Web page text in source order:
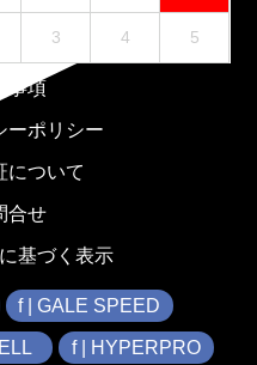
3 4 5
事項
ーポリシー
について
合せ
基づく表示
f | GALE SPEED
f | HYPERPRO